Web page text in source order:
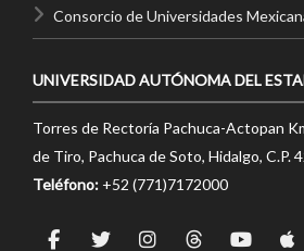
Consorcio de Universidades
UNIVERSIDAD AUTÓNOMA DEL
Torres de Rectoría Pachuca-Actopan
de Tiro, Pachuca de Soto, Hidalgo, C.P.
Teléfono: +52 (771)7172000